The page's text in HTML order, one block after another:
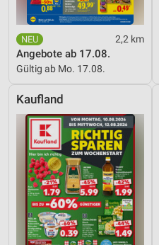
2,2 km
Angebote ab 17.08.
Gültig ab Mo. 17.08.
Kaufland